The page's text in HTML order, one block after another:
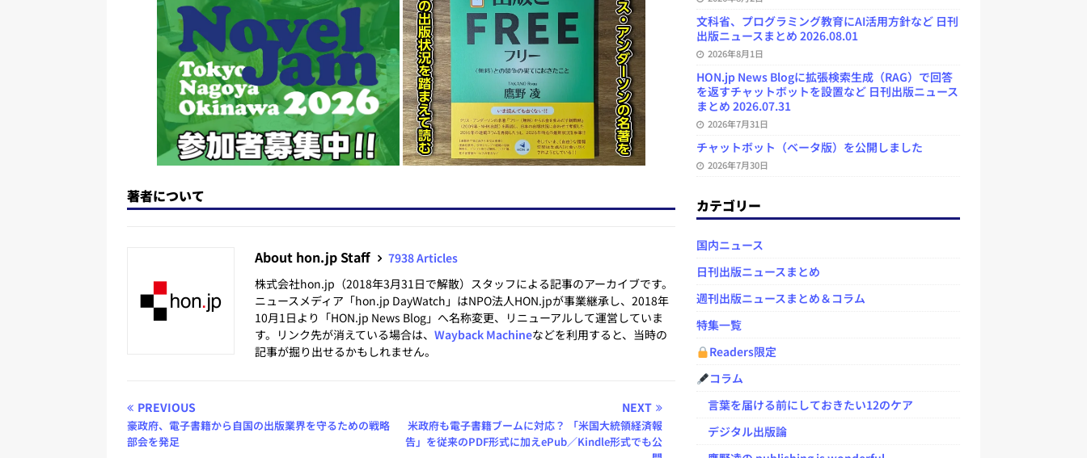
n o
k
著者について
About hon.jp Staff
7938 Articles
株式会社hon.jp（2018年3月31日で解散）スタッフによる記事のアーカイブです。
ニュースメディア「hon.jp DayWatch」はNPO法人HON.jpが事業継承し、2018年
10月1日より「HON.jp News Blog」へ名称変更、リニューアルして運営していま
す。リンク先が消えている場合は、 Wayback Machineなどを利用すると、当時の
記事が掘り出せるかもしれません。
PREVIOUS
豪政府、電子書籍から自国の出版業界を守るための戦略
部会を発足
NEXT
米政府も電子書籍ブームに対応？ 「米国大統領経済報
告」を従来のPDF形式に加えePub／Kindle形式でも公
文科省、プログラミング教育にAI活用方針など 日刊
出版ニュースまとめ 2026.08.01
2026年8月1日
HON.jp News Blogに拡張検索生成（RAG）で回答
を返すチャットボットを設置など 日刊出版ニュース
まとめ 2026.07.31
2026年7月31日
チャットボット（ベータ版）を公開しました
2026年7月30日
カテゴリー
国内ニュース
日刊出版ニュースまとめ
週刊出版ニュースまとめ＆コラム
特集一覧
Readers限定
コラム
言葉を届ける前にしておきたい12のケア
デジタル出版論